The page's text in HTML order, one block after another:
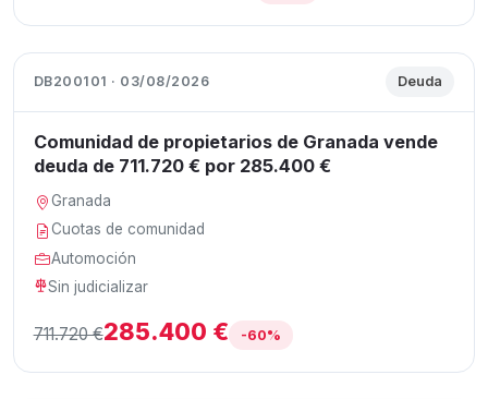
DB200101 · 03/08/2026 Deuda
Comunidad de propietarios de Granada vende
deuda de 711.720 € por 285.400 €
Granada
Cuotas de comunidad
Automoción
Sin judicializar
711.720 €285.400 € -60%